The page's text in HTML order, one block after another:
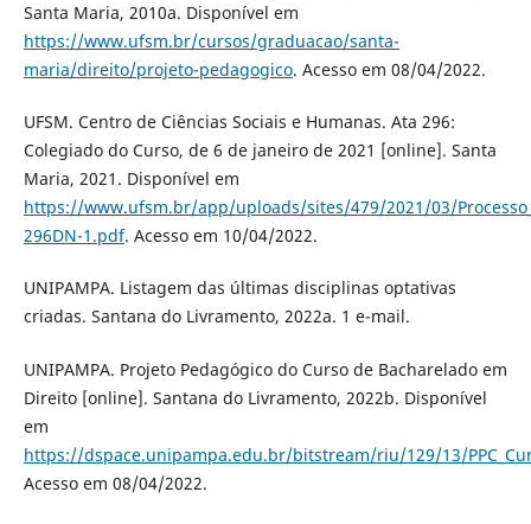
Santa Maria, 2010a. Disponível em
https://www.ufsm.br/cursos/graduacao/santa-
maria/direito/projeto-pedagogico. Acesso em 08/04/2022.
UFSM. Centro de Ciências Sociais e Humanas. Ata 296:
Colegiado do Curso, de 6 de janeiro de 2021 [online]. Santa
Maria, 2021. Disponível em
https://www.ufsm.br/app/uploads/sites/479/2021/03/
296DN-1.pdf. Acesso em 10/04/2022.
UNIPAMPA. Listagem das últimas disciplinas optativas
criadas. Santana do Livramento, 2022a. 1 e-mail.
UNIPAMPA. Projeto Pedagógico do Curso de Bacharelado em
Direito [online]. Santana do Livramento, 2022b. Disponível
em
https://dspace.unipampa.edu.br/bitstream/riu/129/13/
Acesso em 08/04/2022.